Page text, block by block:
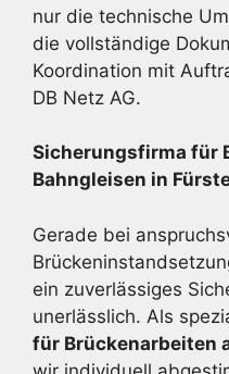
nur die technische
die vollständige
Koordination mit
DB Netz AG.
Sicherungsfirma für
Bahngleisen in
Gerade bei
ein zuverlässiges
unerlässlich. Als
für Brückenarbeiten